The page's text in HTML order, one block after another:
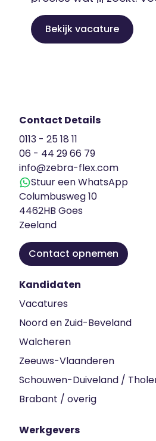
eentoonaangevende
opdrachtgever zijn wij
veilig,betrouwbaar en
functioneren. Binnen
Inspecteur vacature […]
Bekijk vacature
Contact Details
0113 - 25 18 11
06 - 44 29 66 79
info@zebra-flex.com
Stuur een WhatsApp
Columbusweg 10
4462HB Goes
Zeeland
Contact opnemen
Kandidaten
Vacatures
Noord en Zuid-Beveland
Walcheren
Zeeuws-Vlaanderen
Schouwen-Duiveland /
Brabant / overig
Werkgevers